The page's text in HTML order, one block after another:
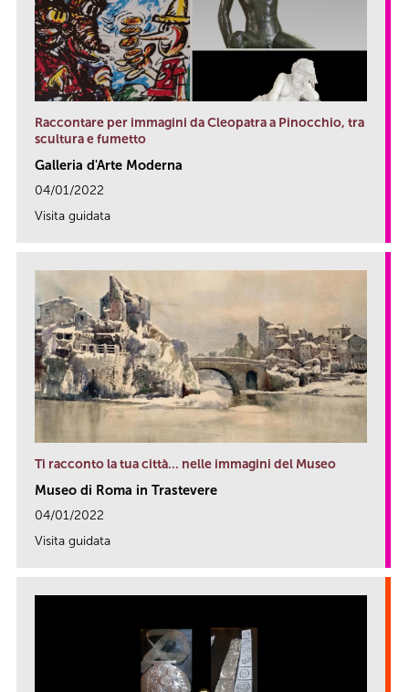
Raccontare per immagini da Cleopatra a Pinocchio, tra
scultura e fumetto
Galleria d'Arte Moderna
04/01/2022
Visita guidata
Ti racconto la tua città… nelle immagini del Museo
Museo di Roma in Trastevere
04/01/2022
Visita guidata